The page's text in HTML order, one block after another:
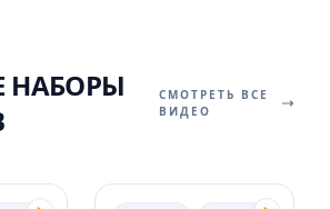
НАБОРЫ
СМОТРЕТЬ ВСЕ
ВИДЕО